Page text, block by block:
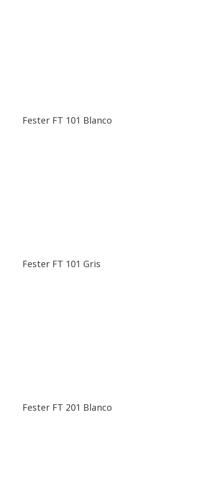
Fester FT 101 Blanco
Fester FT 101 Gris
Fester FT 201 Blanco